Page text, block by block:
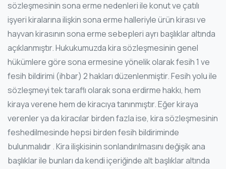
sözleşmesinin sona erme nedenleri ile konut ve çatılı
işyeri kiralarına ilişkin sona erme halleriyle ürün kirası ve
hayvan kirasının sona erme sebepleri ayrı başlıklar altında
açıklanmıştır. Hukukumuzda kira sözleşmesinin genel
hükümlere göre sona ermesine yönelik olarak fesih 1 ve
fesih bildirimi (ihbar) 2 hakları düzenlenmiştir. Fesih yolu ile
sözleşmeyi tek taraflı olarak sona erdirme hakkı, hem
kiraya verene hem de kiracıya tanınmıştır. Eğer kiraya
verenler ya da kiracılar birden fazla ise, kira sözleşmesinin
feshedilmesinde hepsi birden fesih bildiriminde
bulunmalıdır . Kira ilişkisinin sonlandırılmasını değişik ana
başlıklar ile bunları da kendi içeriğinde alt başlıklar altında